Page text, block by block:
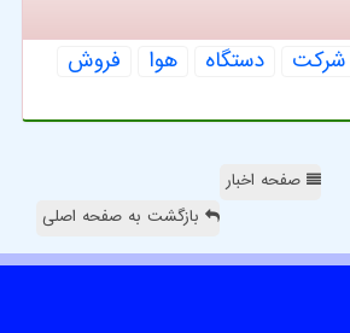
شركت دستگاه هوا
فروش
صفحه اخبار
بازگشت به صفحه اصلی